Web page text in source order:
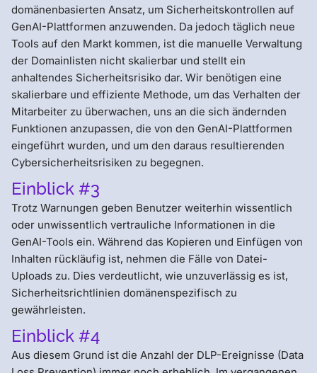
domänenbasierten Ansatz, um Sicherheitskontrollen auf
GenAI-Plattformen anzuwenden. Da jedoch täglich neue
Tools auf den Markt kommen, ist die manuelle Verwaltung
der Domainlisten nicht skalierbar und stellt ein
anhaltendes Sicherheitsrisiko dar. Wir benötigen eine
skalierbare und effiziente Methode, um das Verhalten der
Mitarbeiter zu überwachen, uns an die sich ändernden
Funktionen anzupassen, die von den GenAI-Plattformen
eingeführt wurden, und um den daraus resultierenden
Cybersicherheitsrisiken zu begegnen.
Einblick #3
Trotz Warnungen geben Benutzer weiterhin wissentlich
oder unwissentlich vertrauliche Informationen in die
GenAI-Tools ein. Während das Kopieren und Einfügen von
Inhalten rückläufig ist, nehmen die Fälle von Datei-
Uploads zu. Dies verdeutlicht, wie unzuverlässig es ist,
Sicherheitsrichtlinien domänenspezifisch zu
gewährleisten.
Einblick #4
Aus diesem Grund ist die Anzahl der DLP-Ereignisse (Data